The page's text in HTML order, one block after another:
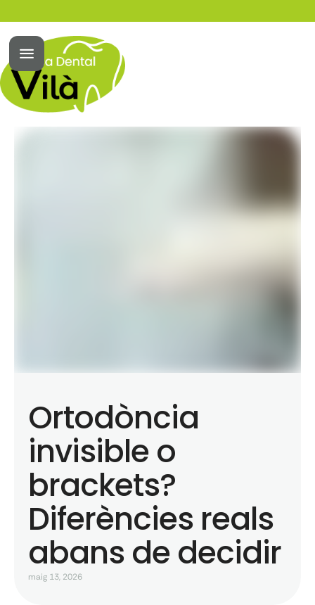
Ortodòncia
invisible o
brackets?
Diferències reals
abans de decidir
maig 13, 2026